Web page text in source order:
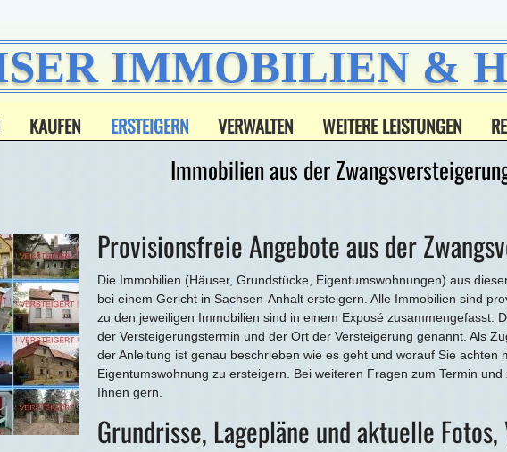
IMMOBILIEN &
KAUFEN ERSTEIGERN VERWALTEN WEITERE LEISTUNGEN
Immobilien aus der
Provisionsfreie Angebote aus der
Die Immobilien (Häuser, Grundstücke, Eigentumswohnungen) aus
bei einem Gericht in Sachsen-Anhalt ersteigern. Alle Immobilien sind
zu den jeweiligen Immobilien sind in einem Exposé zusammengefasst.
der Versteigerungstermin und der Ort der Versteigerung genannt. Als
der Anleitung ist genau beschrieben wie es geht und worauf Sie
Eigentumswohnung zu ersteigern. Bei weiteren Fragen zum Termin
Ihnen gern.
Grundrisse, Lagepläne und aktuelle